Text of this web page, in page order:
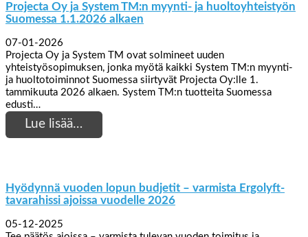
Projecta Oy ja System TM:n myynti- ja huoltoyhteistyön
Suomessa 1.1.2026 alkaen
07-01-2026
Projecta Oy ja System TM ovat solmineet uuden
yhteistyösopimuksen, jonka myötä kaikki System TM:n myynti-
ja huoltotoiminnot Suomessa siirtyvät Projecta Oy:lle 1.
tammikuuta 2026 alkaen. System TM:n tuotteita Suomessa
edusti…
Lue lisää…
Hyödynnä vuoden lopun budjetit – varmista Ergolyft-
tavarahissi ajoissa vuodelle 2026
05-12-2025